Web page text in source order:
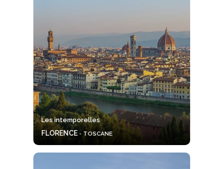
Les intemporelles
FLORENCE - TOSCANE